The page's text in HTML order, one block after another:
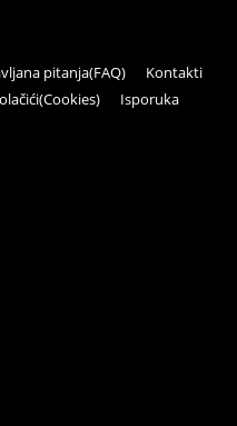
pitanja(FAQ)
Kontakti
Isporuka